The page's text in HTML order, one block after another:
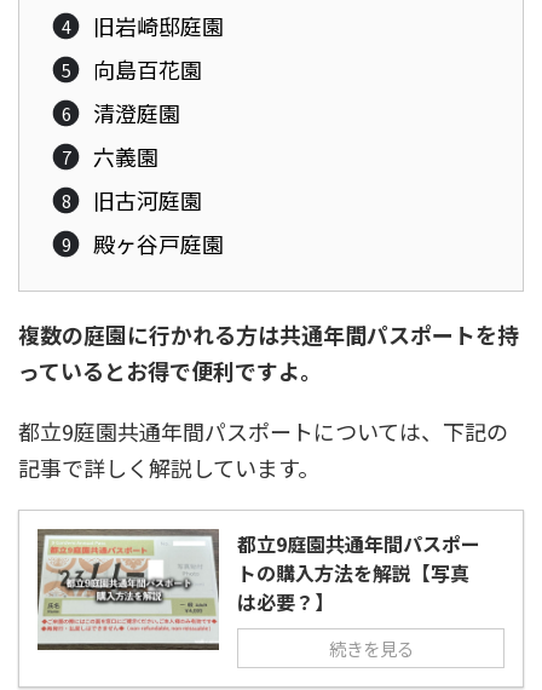
旧岩崎邸庭園
向島百花園
清澄庭園
六義園
旧古河庭園
殿ヶ谷戸庭園
複数の庭園に行かれる方は共通年間パスポートを持
っているとお得で便利ですよ。
都立9庭園共通年間パスポートについては、下記の
記事で詳しく解説しています。
都立9庭園共通年間パスポー
トの購入方法を解説【写真
は必要？】
続きを見る